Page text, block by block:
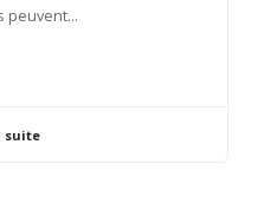
peuvent...
suite